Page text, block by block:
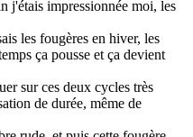
j'étais impressionnée moi, les
les fougères en hiver, les
ça pousse et ça devient
sur ces deux cycles très
de durée, même de